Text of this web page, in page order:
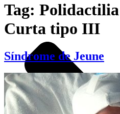
Tag:
Curta tipo III
Síndrome de Jeune